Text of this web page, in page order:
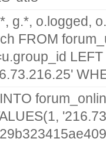
g.*, o.logged,
FROM